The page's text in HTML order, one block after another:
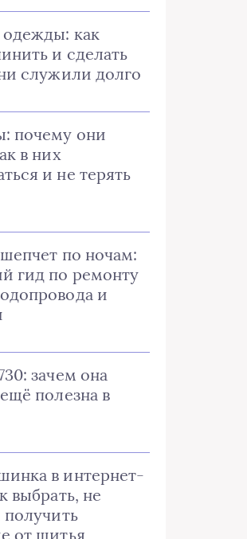
как
и сделать
служили долго
почему они
в них
и не терять
по ночам:
гид по ремонту
и
зачем она
полезна в
в интернет-
выбрать, не
получить
от шитья